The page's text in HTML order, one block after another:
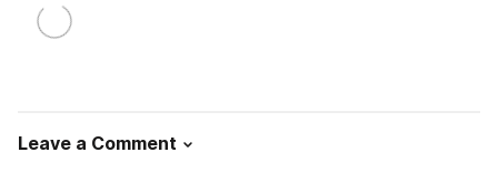
Leave a Comment